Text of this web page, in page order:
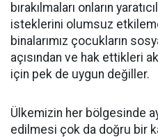
bırakılmaları onların
isteklerini olumsuz
binalarımız çocukların
açısından ve hak ettikleri
için pek de uygun değiller.
Ülkemizin her bölgesinde
edilmesi çok da doğru bir